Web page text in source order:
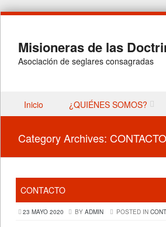
Misioneras de las
Asociación de seglares consagradas
Menu
Skip to content
Inicio ¿QUIÉNES SOMOS?
Category Archives: CONTACTO
CONTACTO
23 MAYO 2020 BY ADMIN POSTED IN